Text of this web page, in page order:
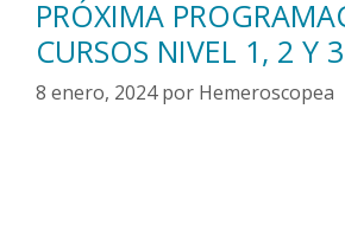
PRÓXIMA
CURSOS NIVEL 1, 2 Y 3
8 enero, 2024 por Hemeroscopea